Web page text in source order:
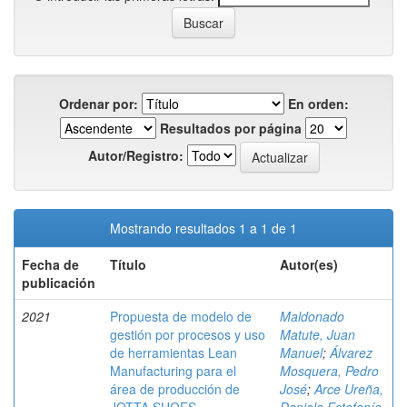
Ordenar por:
En orden:
Resultados por página
Autor/Registro:
Mostrando resultados 1 a 1 de 1
Fecha de
publicación
Título Autor(es)
2021
Propuesta de modelo de
gestión por procesos y uso
de herramientas Lean
Manufacturing para el
área de producción de
Maldonado
Matute, Juan
Manuel;Álvarez
Mosquera, Pedro
José;Arce Ureña,